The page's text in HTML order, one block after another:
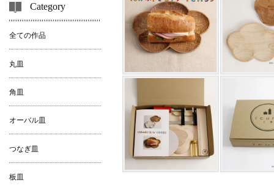
Category
全ての作品
丸皿
角皿
オーバル皿
つなぎ皿
板皿